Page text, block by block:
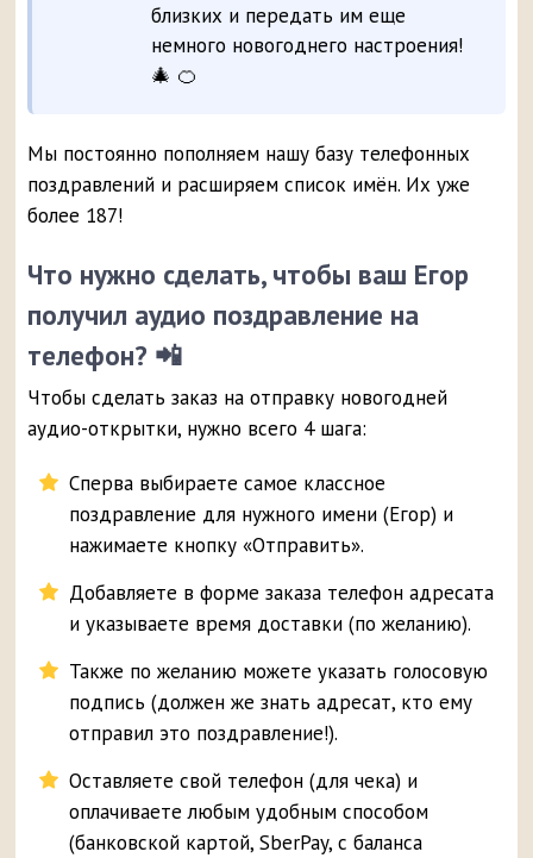
близких и передать им еще
немного новогоднего настроения!
🎄 🍊
Мы постоянно пополняем нашу базу телефонных
поздравлений и расширяем список имён. Их уже
более 187!
Что нужно сделать, чтобы ваш Егор
получил аудио поздравление на
телефон? 📲
Чтобы сделать заказ на отправку новогодней
аудио-открытки, нужно всего 4 шага:
Сперва выбираете самое классное
поздравление для нужного имени (Егор) и
нажимаете кнопку «Отправить».
Добавляете в форме заказа телефон адресата
и указываете время доставки (по желанию).
Также по желанию можете указать голосовую
подпись (должен же знать адресат, кто ему
отправил это поздравление!).
Оставляете свой телефон (для чека) и
оплачиваете любым удобным способом
(банковской картой, SberPay, с баланса